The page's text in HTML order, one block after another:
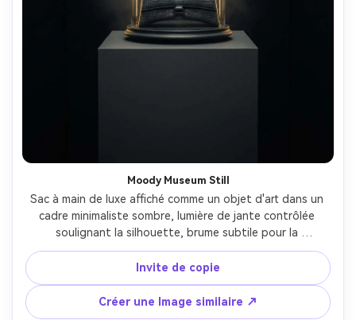
Moody Museum Still
Sac à main de luxe affiché comme un objet d'art dans un
cadre minimaliste sombre, lumière de jante contrôlée
soulignant la silhouette, brume subtile pour la
profondeur, fond noir mat, prise sur Canon EOS R3,
85mm, f/2, éclairage spectaculaire de qualité muséale,
textures photoréalistes, cartographie des tons
cinématographiques-AR 4:5
Invite de copie
Créer une Image similaire ↗